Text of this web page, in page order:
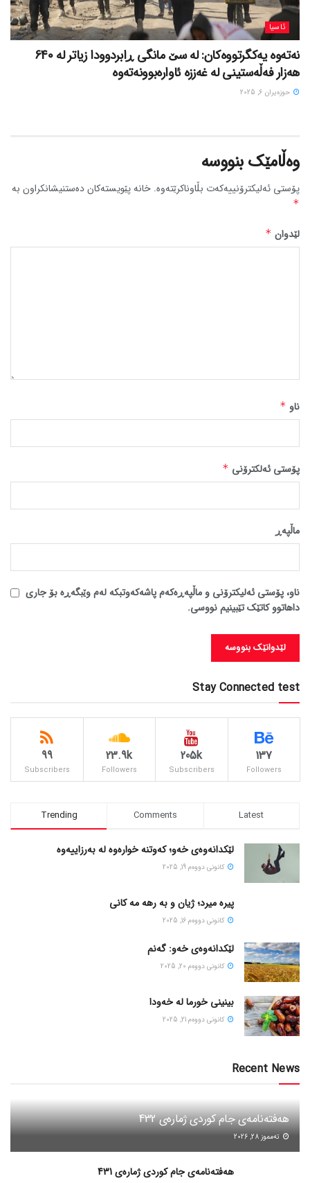
ئاسیا
نەتەوە یەکگرتووەکان: لە سێ مانگی ڕابردوودا زیاتر لە 640
هەزار فەڵەستینی لە غەززە ئاوارەبوونەتەوە
حوزه‌یران 6, 2025
وەڵامێک بنووسە
پۆستی ئەلیکترۆنییەکەت بڵاوناکرێتەوە. خانە پێویستەکان دەستنیشانکراون بە
*
لێدوان *
ناو *
پۆستی ئەلکترۆنی *
ماڵپه‌ڕ
ناو، پۆستی ئەلیکترۆنی و ماڵپەڕەکەم پاشەکەوتبکە لەم وێبگەڕە بۆ جاری
داهاتوو کاتێک تێبینیم نووسی.
Stay Connected test
137
Followers
205k
Subscribers
23.9k
Followers
99
Subscribers
Trending Comments Latest
لێکدانەوەی خەو؛ کەوتنە خوارەوە لە بەرزاییەوە
كانونی دووه‌م 19, 2025
پیره میرد؛ ژیان و به رهه مه کانی
كانونی دووه‌م 16, 2025
لێکدانەوەی خەو: گەنم
كانونی دووه‌م 20, 2025
بینینی خورما لە خەودا
كانونی دووه‌م 21, 2025
Recent News
هەفتەنامەی جام کوردی ژمارەی 432
ته‌مموز 28, 2026
هەفتەنامەی جام کوردی ژمارەی 431